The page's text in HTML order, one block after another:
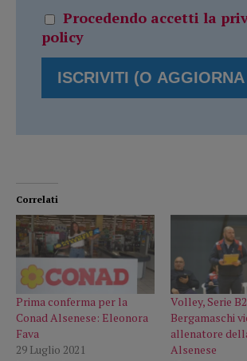
Procedendo accetti la
policy
Correlati
Prima conferma per la
Conad Alsenese: Eleonora
Fava
29 Luglio 2021
Volley, Serie
Bergamaschi
allenatore
Alsenese